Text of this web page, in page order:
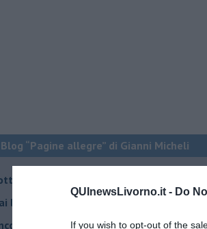
QUInewsLivorno.it - Do
If you wish to opt-out of the
“Pagine allegre” di Gianni Micheli
Ensemble: ovunque e per tutti
lacci
telefonico